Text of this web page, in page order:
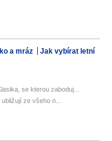
a mráz
Jak vybírat letní
se kterou zaboduj...
ze všeho n...